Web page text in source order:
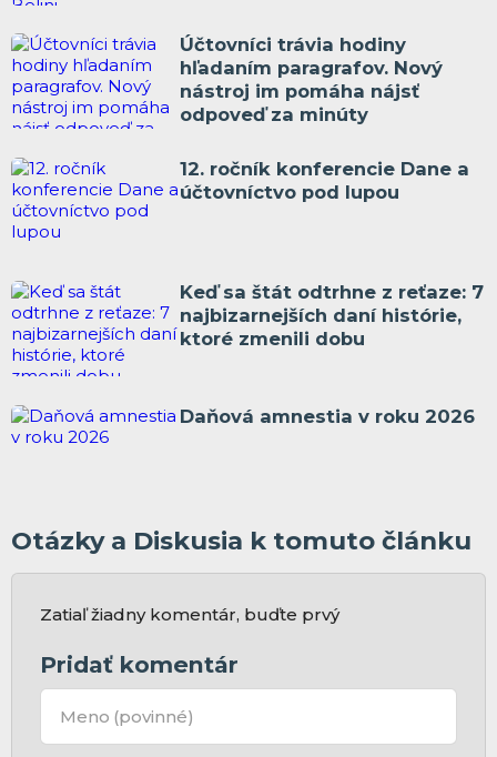
Účtovníci trávia hodiny
hľadaním paragrafov. Nový
nástroj im pomáha nájsť
odpoveď za minúty
12. ročník konferencie Dane a
účtovníctvo pod lupou
Keď sa štát odtrhne z reťaze: 7
najbizarnejších daní histórie,
ktoré zmenili dobu
Daňová amnestia v roku 2026
Otázky a Diskusia k tomuto článku
Zatiaľ žiadny komentár, buďte prvý
Pridať komentár
Meno (povinné)